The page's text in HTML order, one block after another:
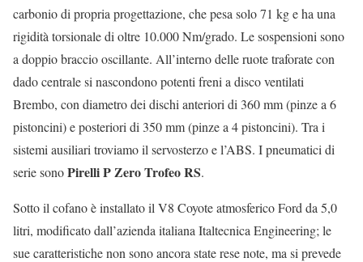
carbonio di propria progettazione, che pesa solo 71 kg e ha una
rigidità torsionale di oltre 10.000 Nm/grado. Le sospensioni sono
a doppio braccio oscillante. All’interno delle ruote traforate con
dado centrale si nascondono potenti freni a disco ventilati
Brembo, con diametro dei dischi anteriori di 360 mm (pinze a 6
pistoncini) e posteriori di 350 mm (pinze a 4 pistoncini). Tra i
sistemi ausiliari troviamo il servosterzo e l’ABS. I pneumatici di
serie sonoPirelli P Zero Trofeo RS.
Sotto il cofano è installato il V8 Coyote atmosferico Ford da 5,0
litri, modificato dall’azienda italiana Italtecnica Engineering; le
sue caratteristiche non sono ancora state rese note, ma si prevede